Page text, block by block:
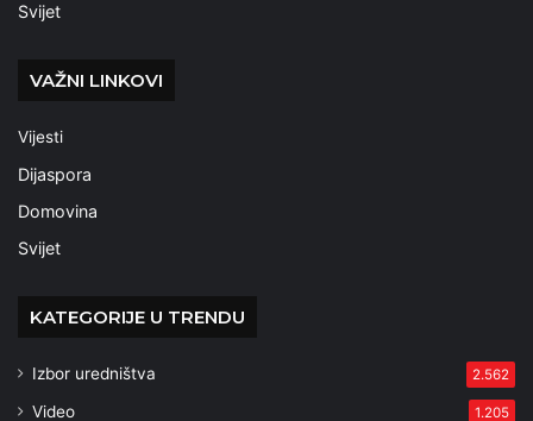
Svijet
VAŽNI LINKOVI
Vijesti
Dijaspora
Domovina
Svijet
KATEGORIJE U TRENDU
Izbor uredništva 2.562
Video 1.205